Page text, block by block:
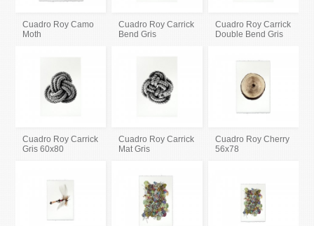
Cuadro Roy Camo
Moth
Cuadro Roy Carrick
Bend Gris
Cuadro Roy Carrick
Double Bend Gris
Cuadro Roy Carrick
Gris 60x80
Cuadro Roy Carrick
Mat Gris
Cuadro Roy Cherry
56x78